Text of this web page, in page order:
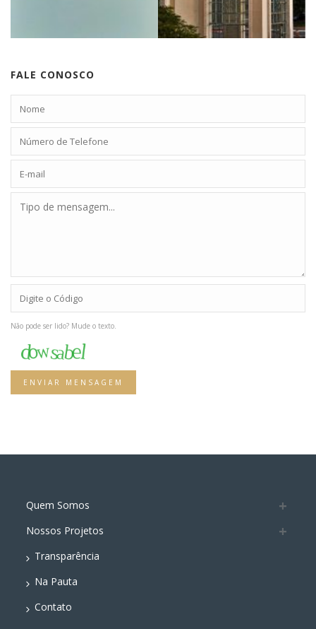
FALE CONOSCO
Não pode ser lido? Mude o texto.
ENVIAR MENSAGEM
Quem Somos
Nossos Projetos
Transparência
Na Pauta
Contato